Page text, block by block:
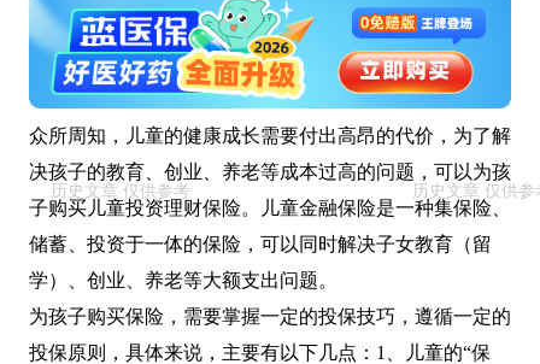
众所周知，儿童的健康成长需要付出高昂的代价，为了解
决孩子的教育、创业、养老等成本过高的问题，可以为孩
子购买儿童投资理财保险。儿童金融保险是一种集保险、
储蓄、投资于一体的保险，可以同时解决子女教育（留
学）、创业、养老等大额支出问题。
为孩子购买保险，需要掌握一定的投保技巧，遵循一定的
投保原则，具体来说，主要有以下几点：1、儿童的“保